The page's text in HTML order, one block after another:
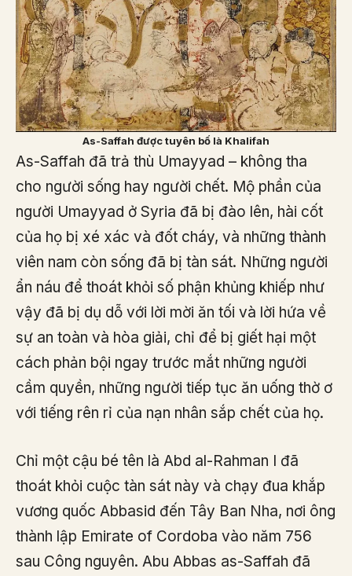
As-Saffah được tuyên bố là Khalifah
As-Saffah đã trả thù Umayyad – không tha
cho người sống hay người chết. Mộ phần của
người Umayyad ở Syria đã bị đào lên, hài cốt
của họ bị xé xác và đốt cháy, và những thành
viên nam còn sống đã bị tàn sát. Những người
ẩn náu để thoát khỏi số phận khủng khiếp như
vậy đã bị dụ dỗ với lời mời ăn tối và lời hứa về
sự an toàn và hòa giải, chỉ để bị giết hại một
cách phản bội ngay trước mắt những người
cầm quyền, những người tiếp tục ăn uống thờ ơ
với tiếng rên rỉ của nạn nhân sắp chết của họ.
Chỉ một cậu bé tên là Abd al-Rahman I đã
thoát khỏi cuộc tàn sát này và chạy đua khắp
vương quốc Abbasid đến Tây Ban Nha, nơi ông
thành lập Emirate of Cordoba vào năm 756
sau Công nguyên. Abu Abbas as-Saffah đã